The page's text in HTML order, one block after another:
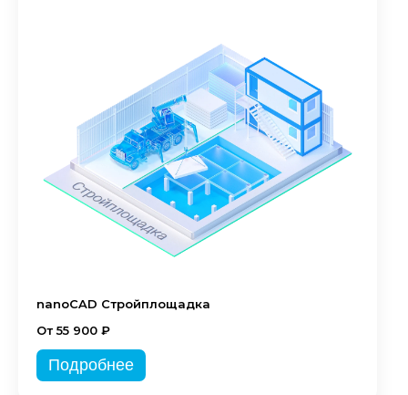
nanoCAD Стройплощадка
От 55 900 ₽
Подробнее